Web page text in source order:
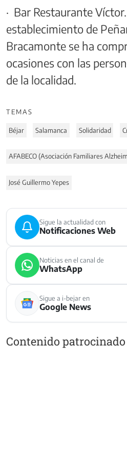
· Bar Restaurante
establecimiento de
Bracamonte se ha
ocasiones con las
de la localidad.
TEMAS
Béjar Salamanca Solidaridad
AFABECO (Asociación Familiares
José Guillermo Yepes
Sigue la actualidad con
Notificaciones Web
Noticias en el canal de
WhatsApp
Sigue a i-bejar en
Google News
Contenido patrocinado